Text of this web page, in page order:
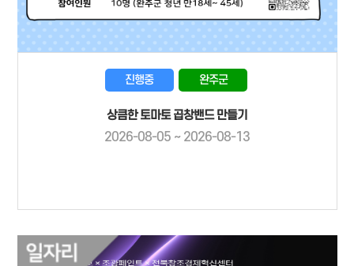
진행중 완주군
상큼한 토마토 곱창밴드 만들기
2026-08-05 ~ 2026-08-13